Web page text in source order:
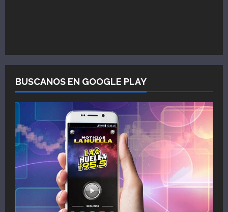
BUSCANOS EN GOOGLE PLAY